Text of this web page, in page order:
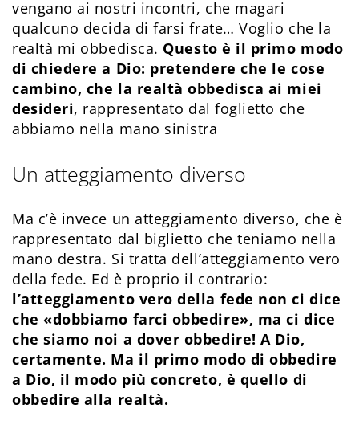
vengano ai nostri incontri, che magari
qualcuno decida di farsi frate… Voglio che la
realtà mi obbedisca. Questo è il primo modo
di chiedere a Dio: pretendere che le cose
cambino, che la realtà obbedisca ai miei
desideri, rappresentato dal foglietto che
abbiamo nella mano sinistra
Un atteggiamento diverso
Ma c’è invece un atteggiamento diverso, che è
rappresentato dal biglietto che teniamo nella
mano destra. Si tratta dell’atteggiamento vero
della fede. Ed è proprio il contrario:
l’atteggiamento vero della fede non ci dice
che «dobbiamo farci obbedire», ma ci dice
che siamo noi a dover obbedire! A Dio,
certamente. Ma il primo modo di obbedire
a Dio, il modo più concreto, è quello di
obbedire alla realtà.